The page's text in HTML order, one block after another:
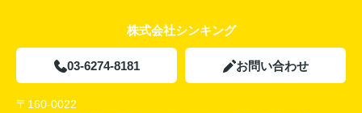
株式会社シンキング
03-6274-8181 お問い合わせ
〒160-0022